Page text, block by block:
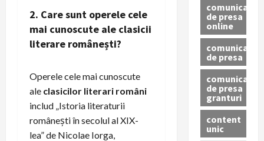
2. Care sunt operele cele
mai cunoscute ale clasicii
literare românești?
Operele cele mai cunoscute
ale clasicilor literari români
includ „Istoria literaturii
românești în secolul al XIX-
lea” de Nicolae Iorga,
comunicat
de presa
online
comunicate
de presa
comunicate
de presa
granturi
content
unic